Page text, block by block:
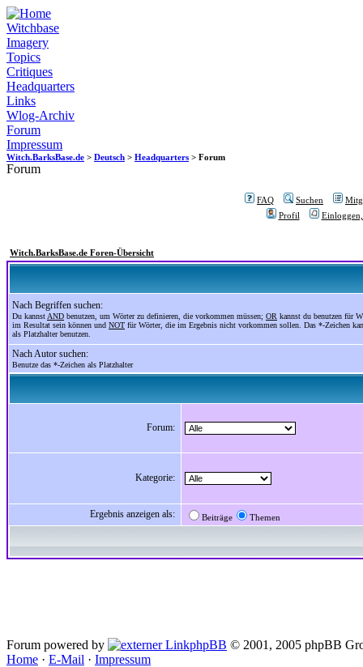
Witchbase
Imagery
Topics
Critiques
Headquarters
Links
Wlog-Archiv
Forum
Impressum
Witch.BarksBase.de > Deutsch > Headquarters > Forum
Forum
FAQ Suchen
Profil
Witch.BarksBase.de Foren-Übersicht
Nach Begriffen suchen:
Du kannst AND benutzen, um Wörter zu definieren, die vorkommen müssen; OR kannst du benutzen für
im Resultat sein können und NOT für Wörter, die im Ergebnis nicht vorkommen sollen. Das *-Zeichen
als Platzhalter benutzen.
Nach Autor suchen:
Benutze das *-Zeichen als Platzhalter
Forum:
Kategorie:
Ergebnis anzeigen als: Beiträge Themen
Forum powered by phpBB © 2001, 2005 phpBB
Home · E-Mail · Impressum